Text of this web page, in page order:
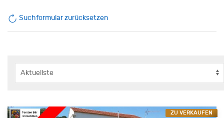
Suchformular zurücksetzen
ZU VERKAUFEN